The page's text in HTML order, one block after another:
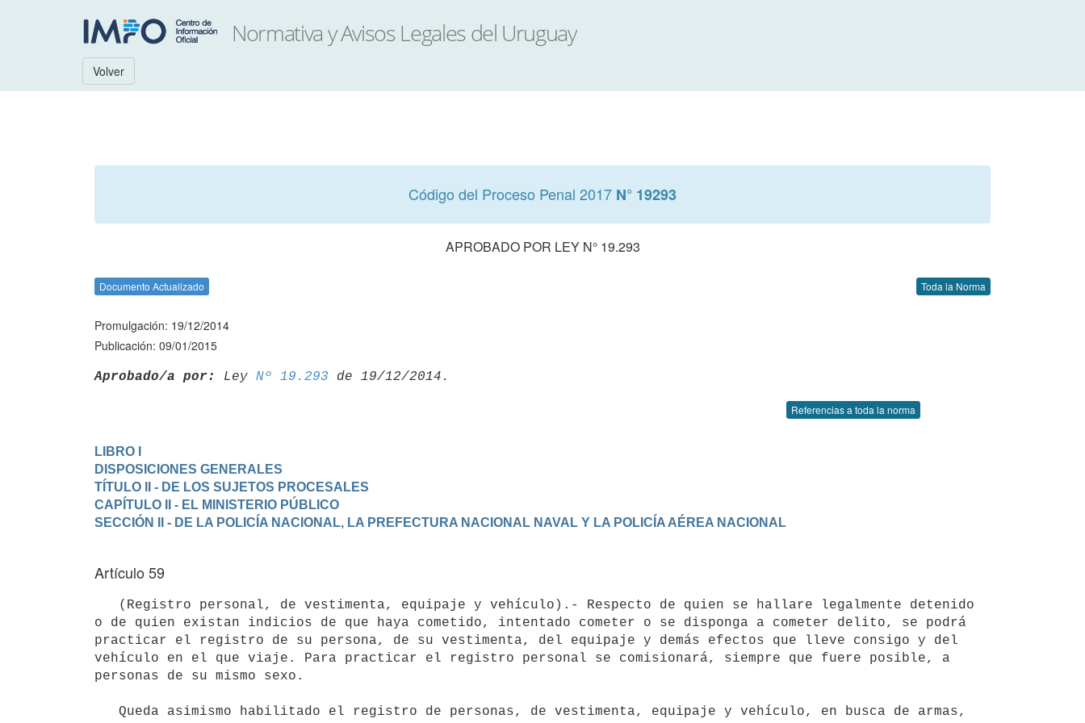
Volver
Código del Proceso Penal 2017 N° 19293
APROBADO POR LEY N° 19.293
Documento Actualizado Toda la Norma
Promulgación: 19/12/2014
Publicación: 09/01/2015
Aprobado/a por: Ley Nº 19.293
Referencias a toda la norma
LIBRO I
DISPOSICIONES GENERALES
TÍTULO II - DE LOS SUJETOS PROCESALES
CAPÍTULO II - EL MINISTERIO PÚBLICO
Artículo 59
o de quien existan indicios de que haya cometido, intentado cometer o se disponga a cometer delito, se podrá
practicar el registro de su persona, de su vestimenta, del equipaje y demás efectos que lleve consigo y del
vehículo en el que viaje. Para practicar el registro personal se comisionará, siempre que fuere posible, a
personas de su mismo sexo.